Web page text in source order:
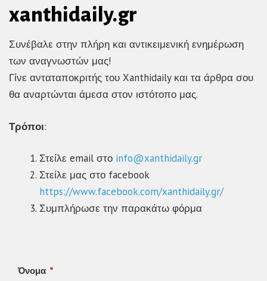
xanthidaily.gr
Συνέβαλε στην πλήρη και αντικειμενική ενημέρωση
των αναγνωστών μας!
Γίνε ανταταποκριτής του Xanthidaily και τα άρθρα σου
θα αναρτώνται άμεσα στον ιστότοπο μας.
Τρόποι:
Στείλε email στο info@xanthidaily.gr
Στείλε μας στο facebook
https://www.facebook.com/xanthidaily.gr/
Συμπλήρωσε την παρακάτω φόρμα
Όνομα *